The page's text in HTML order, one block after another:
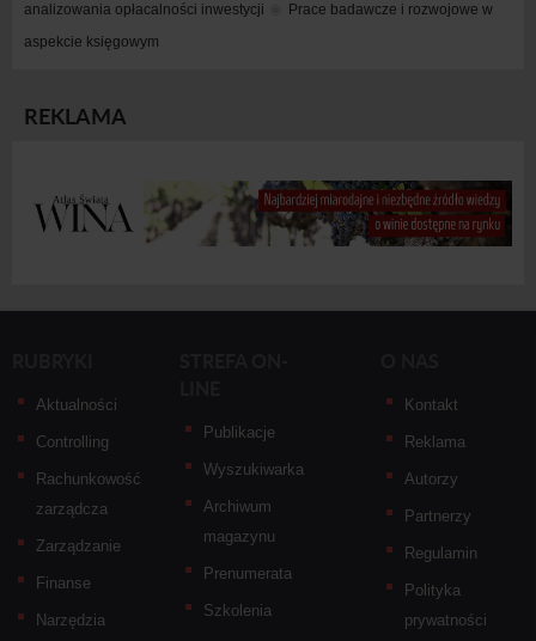
analizowania opłacalności inwestycji
Prace badawcze i rozwojowe w
aspekcie księgowym
REKLAMA
Aktualności
Controlling
Rachunkowość
zarządcza
Zarządzanie
Finanse
Narzędzia
Publikacje
Wyszukiwarka
Archiwum
magazynu
Prenumerata
Szkolenia
Kontakt
Reklama
Autorzy
Partnerzy
Regulamin
Polityka
prywatności